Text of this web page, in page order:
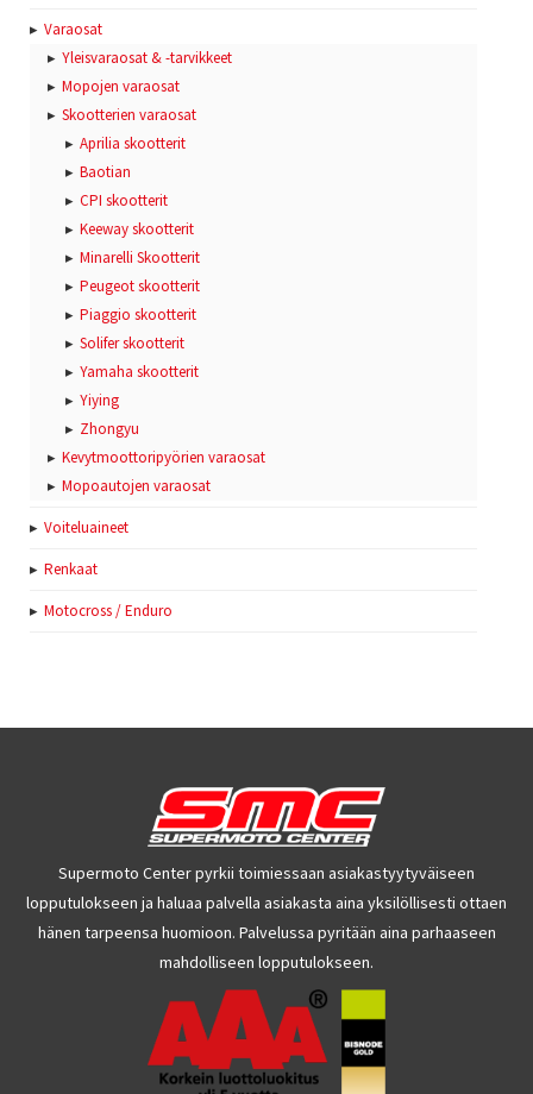
Varaosat
Yleisvaraosat & -tarvikkeet
Mopojen varaosat
Skootterien varaosat
Aprilia skootterit
Baotian
CPI skootterit
Keeway skootterit
Minarelli Skootterit
Peugeot skootterit
Piaggio skootterit
Solifer skootterit
Yamaha skootterit
Yiying
Zhongyu
Kevytmoottoripyörien varaosat
Mopoautojen varaosat
Voiteluaineet
Renkaat
Motocross / Enduro
Supermoto Center pyrkii toimiessaan asiakastyytyväiseen
lopputulokseen ja haluaa palvella asiakasta aina yksilöllisesti ottaen
hänen tarpeensa huomioon. Palvelussa pyritään aina parhaaseen
mahdolliseen lopputulokseen.